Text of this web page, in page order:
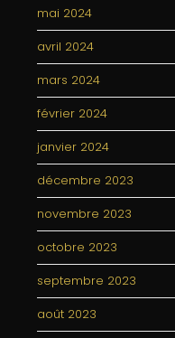
mai 2024
avril 2024
mars 2024
février 2024
janvier 2024
décembre 2023
novembre 2023
octobre 2023
septembre 2023
août 2023